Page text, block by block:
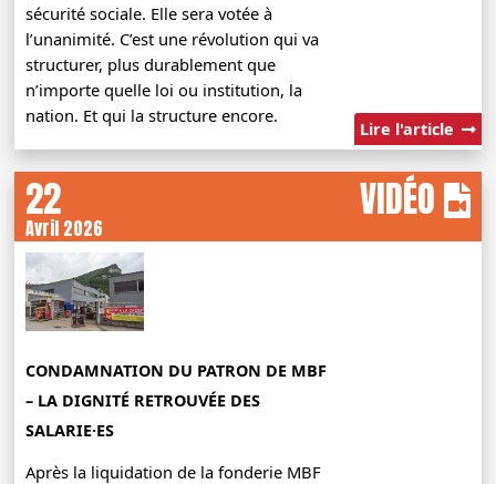
sécurité sociale. Elle sera votée à
l’unanimité. C’est une révolution qui va
structurer, plus durablement que
n’importe quelle loi ou institution, la
nation. Et qui la structure encore.
Lire l'article
VIDÉO
22
Avril 2026
CONDAMNATION DU PATRON DE MBF
– LA DIGNITÉ RETROUVÉE DES
SALARIE·ES
Après la liquidation de la fonderie MBF